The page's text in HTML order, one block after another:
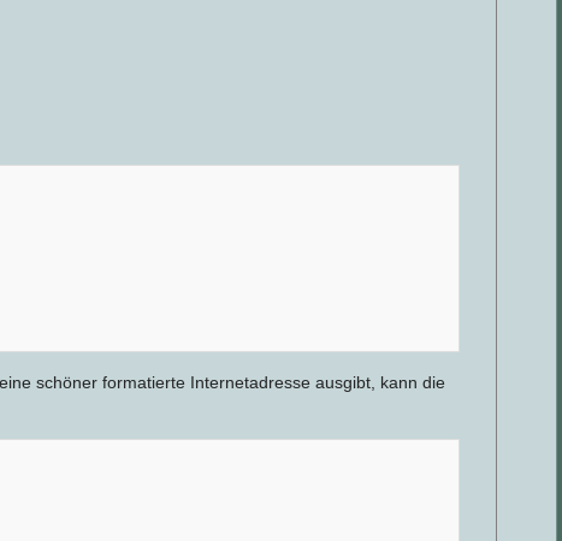
schöner formatierte Internetadresse ausgibt, kann die